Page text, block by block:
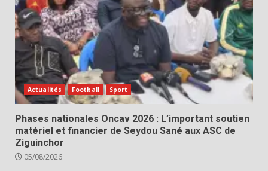
Actualités Football Sport
Phases nationales Oncav 2026 : L’important soutien
matériel et financier de Seydou Sané aux ASC de
Ziguinchor
05/08/2026